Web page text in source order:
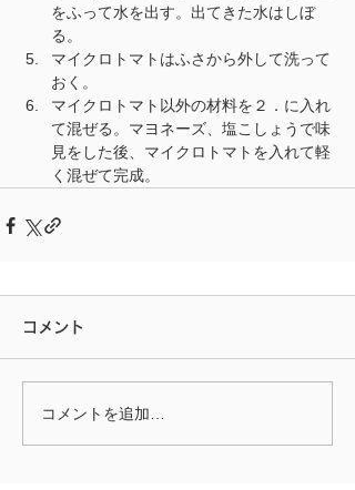
をふって水を出す。出てきた水はしぼ
る。
マイクロトマトはふさから外して洗って
おく。
マイクロトマト以外の材料を２．に入れ
て混ぜる。マヨネーズ、塩こしょうで味
見をした後、マイクロトマトを入れて軽
く混ぜて完成。
コメント
コメントを追加…